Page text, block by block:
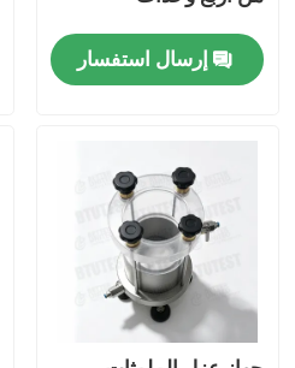
المنتجات
حول بنا
إرسال استفسار